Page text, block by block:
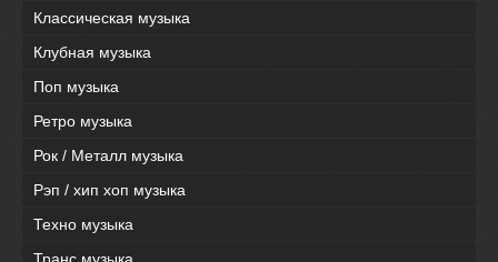
Классическая музыка
Клубная музыка
Поп музыка
Ретро музыка
Рок / Металл музыка
Рэп / хип хоп музыка
Техно музыка